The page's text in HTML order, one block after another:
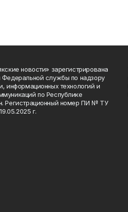
новости» зарегистрирована
Федеральной службы по надзору
информационных технологий и
по Республике
Регистрационный номер ПИ № ТУ
г.